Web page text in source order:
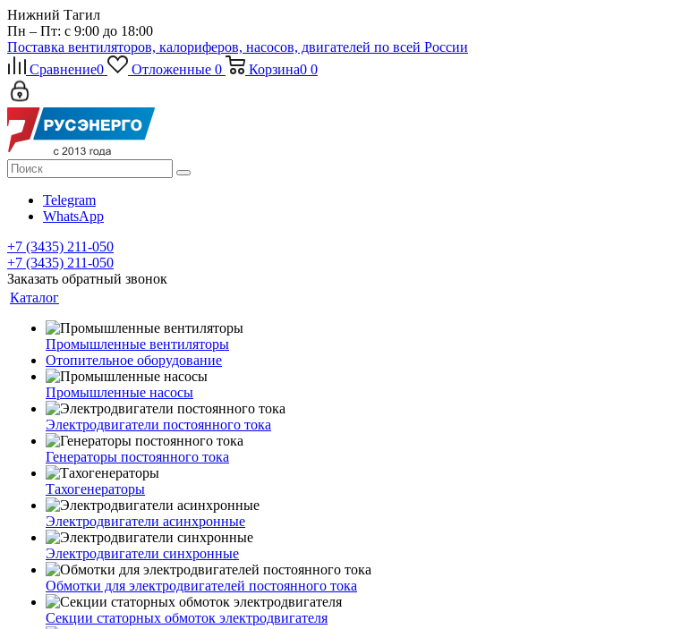
Нижний Тагил
Пн – Пт: с 9:00 до 18:00
Поставка вентиляторов, калориферов, насосов, двигателей по всей России
Сравнение0 Отложенные 0 Корзина0 0
Telegram
WhatsApp
+7 (3435) 211-050
+7 (3435) 211-050
Заказать обратный звонок
Каталог
Промышленные вентиляторы
Отопительное оборудование
Промышленные насосы
Электродвигатели постоянного тока
Генераторы постоянного тока
Тахогенераторы
Электродвигатели асинхронные
Электродвигатели синхронные
Обмотки для электродвигателей постоянного тока
Секции статорных обмоток электродвигателя